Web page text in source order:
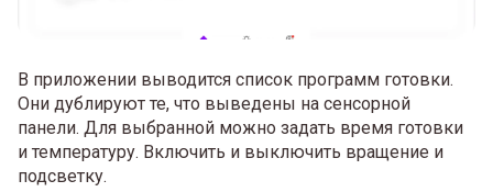
В приложении выводится список программ готовки.
Они дублируют те, что выведены на сенсорной
панели. Для выбранной можно задать время готовки
и температуру. Включить и выключить вращение и
подсветку.